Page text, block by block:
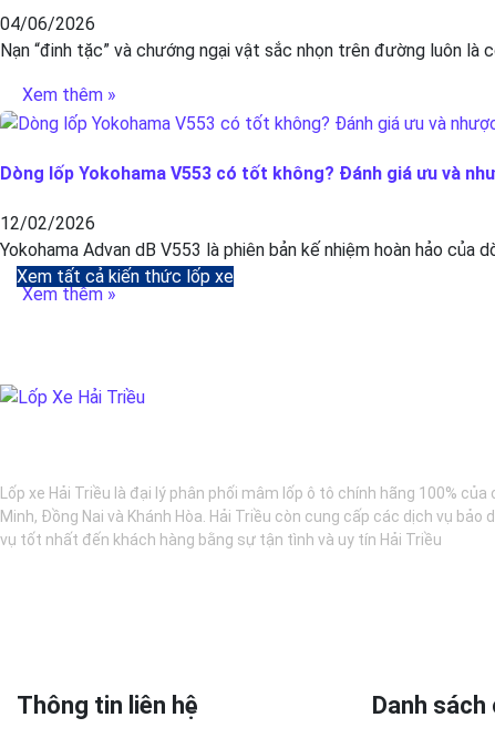
04/06/2026
Nạn “đinh tặc” và chướng ngại vật sắc nhọn trên đường luôn là
Xem thêm »
Dòng lốp Yokohama V553 có tốt không? Đánh giá ưu và
12/02/2026
Yokohama Advan dB V553 là phiên bản kế nhiệm hoàn hảo của
Xem thêm »
Xem tất cả kiến thức lốp xe
Lốp xe Hải Triều là đại lý phân phối mâm lốp ô tô chính hãng 100%
Minh, Đồng Nai và Khánh Hòa. Hải Triều còn cung cấp các dịch vụ
vụ tốt nhất đến khách hàng bằng sự tận tình và uy tín Hải Triều
Thông tin liên hệ Danh sách